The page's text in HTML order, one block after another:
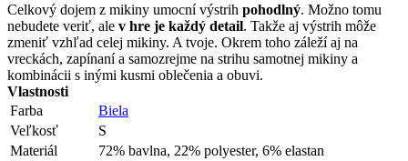
Celkový dojem z mikiny umocní výstrih pohodlný. Možno tomu
nebudete veriť, ale v hre je každý detail. Takže aj výstrih môže
zmeniť vzhľad celej mikiny. A tvoje. Okrem toho záleží aj na
vreckách, zapínaní a samozrejme na strihu samotnej mikiny a
kombinácii s inými kusmi oblečenia a obuvi.
Vlastnosti
Farba
Biela
Veľkosť
S
Materiál
72% bavlna, 22% polyester, 6% elastan